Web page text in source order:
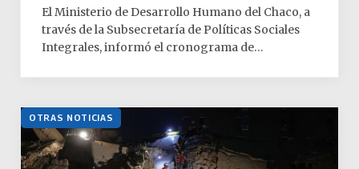
El Ministerio de Desarrollo Humano del Chaco, a
través de la Subsecretaría de Políticas Sociales
Integrales, informó el cronograma de…
OTRAS NOTICIAS